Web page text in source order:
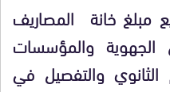
مبلغ خانة المصاريف
الجهوية والمؤسسات
الثانوي والتفصيل في